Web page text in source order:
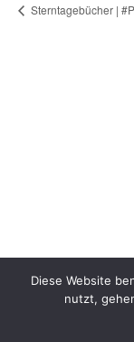
Sterntagebücher |
Diese Website
nutzt,